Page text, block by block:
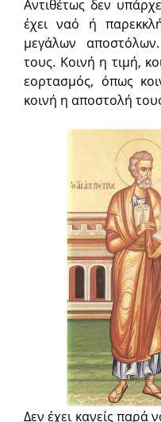
Αντιθέτως δεν
έχει ναό ή
μεγάλων αποστόλων.
τους. Κοινή η τιμή,
εορτασμός, όπως
κοινή η αποστολή
Δεν έχει κανείς παρά